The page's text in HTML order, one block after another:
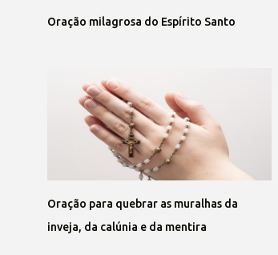
Oração milagrosa do Espírito Santo
Oração para quebrar as muralhas da
inveja, da calúnia e da mentira